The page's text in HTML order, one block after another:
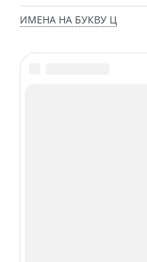
ИМЕНА НА БУКВУ Ц